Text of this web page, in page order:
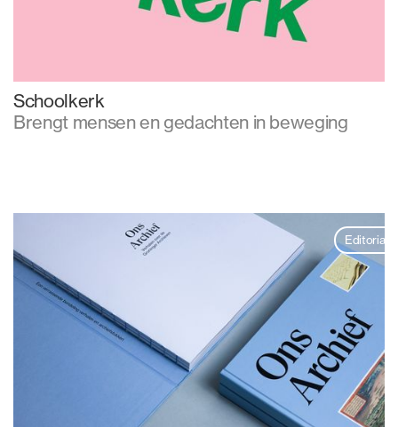
Schoolkerk
Brengt mensen en gedachten in beweging
Editorial